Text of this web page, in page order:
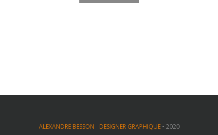
ALEXANDRE BESSON - DESIGNER GRAPHIQUE• 2020